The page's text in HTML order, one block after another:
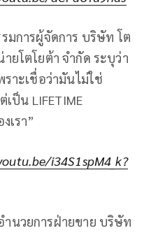
มการผู้จัดการ บริษัท โต
ยโตโยต้า จำกัด ระบุว่า
ราะเชื่อว่ามันไม่ใช่
เป็น LIFETIME
เรา”
i34S1spM4_k?
นวยการฝ่ายขาย บริษัท